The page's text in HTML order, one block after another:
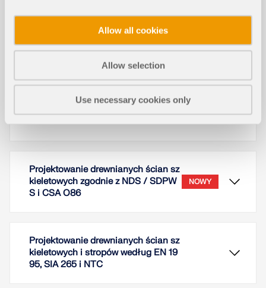
Allow all cookies
Allow selection
Use necessary cookies only
są między innymi belkowe wsporniki stalowe typu
HUSTF producenta Simpson Strongtie. Ta seria
ICC-ES.
Przeczytaj więcej
Projektowanie drewnianych ścian sz
kieletowych zgodnie z NDS / SDPW
S i CSA O86
NOWY
Projektowanie drewnianych ścian sz
kieletowych i stropów według EN 19
95, SIA 265 i NTC